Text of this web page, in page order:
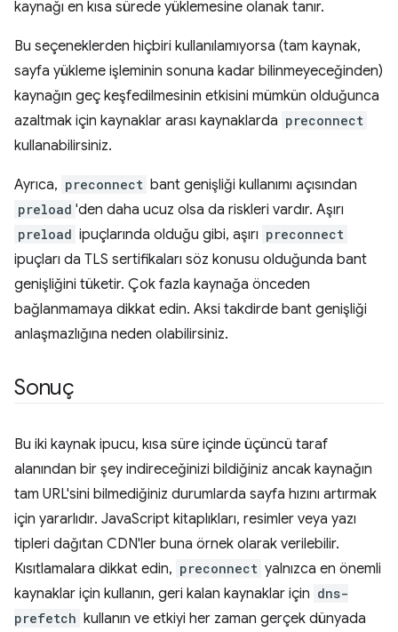
kaynağı en kısa sürede yüklemesine olanak tanır.
Bu seçeneklerden hiçbiri kullanılamıyorsa (tam kaynak,
sayfa yükleme işleminin sonuna kadar bilinmeyeceğinden)
kaynağın geç keşfedilmesinin etkisini mümkün olduğunca
azaltmak için kaynaklar arası kaynaklarda preconnect
kullanabilirsiniz.
Ayrıca, preconnect bant genişliği kullanımı açısından
preload 'den daha ucuz olsa da riskleri vardır. Aşırı
preload ipuçlarında olduğu gibi, aşırı preconnect
ipuçları da TLS sertifikaları söz konusu olduğunda bant
genişliğini tüketir. Çok fazla kaynağa önceden
bağlanmamaya dikkat edin. Aksi takdirde bant genişliği
anlaşmazlığına neden olabilirsiniz.
Sonuç
Bu iki kaynak ipucu, kısa süre içinde üçüncü taraf
alanından bir şey indireceğinizi bildiğiniz ancak kaynağın
tam URL'sini bilmediğiniz durumlarda sayfa hızını artırmak
için yararlıdır. JavaScript kitaplıkları, resimler veya yazı
tipleri dağıtan CDN'ler buna örnek olarak verilebilir.
Kısıtlamalara dikkat edin, preconnect yalnızca en önemli
kaynaklar için kullanın, geri kalan kaynaklar için dns-
prefetch kullanın ve etkiyi her zaman gerçek dünyada